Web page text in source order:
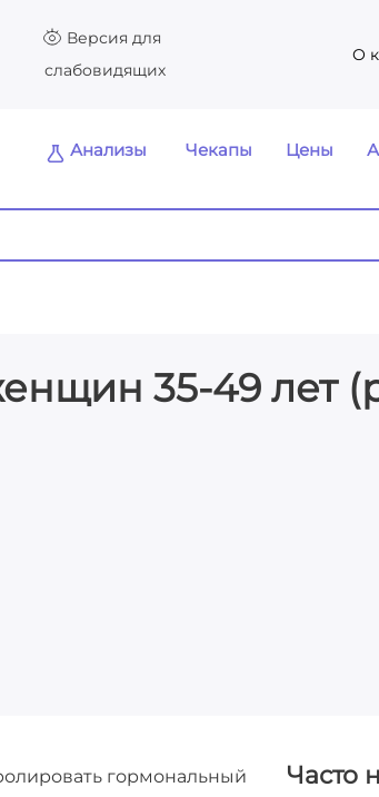
Версия для
слабовидящих
О
Анализы Чекапы Цены
35-49 лет
гормональный
Часто